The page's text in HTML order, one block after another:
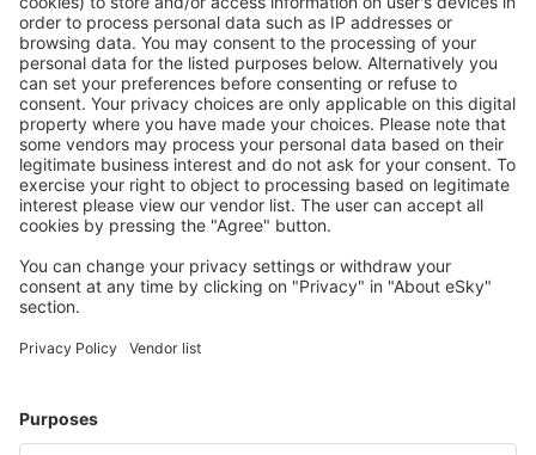
Ofertă adaptată aşteptărilor tale.
Planifică ȋn siguranţă
Rezervare fără griji cu opțiune gratuită de anulare.
Economiseşte mai mult
Prețuri atractive și oferte speciale pentru utilizatorii
conectați.
Cazarea preferată
apartamente și altele.